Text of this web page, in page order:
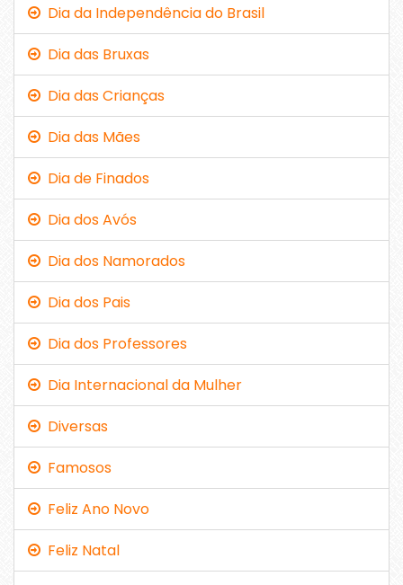
Dia da Independência do Brasil
Dia das Bruxas
Dia das Crianças
Dia das Mães
Dia de Finados
Dia dos Avós
Dia dos Namorados
Dia dos Pais
Dia dos Professores
Dia Internacional da Mulher
Diversas
Famosos
Feliz Ano Novo
Feliz Natal